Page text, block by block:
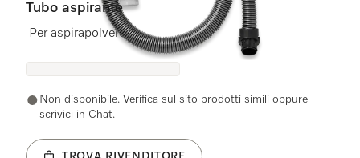
Tubo aspirante
Per aspirapolvere
Non disponibile. Verifica sul sito prodotti simili oppure
scrivici in Chat.